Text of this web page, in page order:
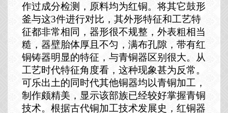
作过成分检测，原料均为红铜。将其它鼓形
釜与这3件进行对比，其外形特征和工艺特
征都非常相同，器形很不规整，外表粗相当
糙，器壁胎体厚且不匀，满布孔隙，带有红
铜铸器明显的特征，与青铜器区别很大。从
工艺时代特征角度看，这种现象甚为反常。
可乐出土的同时代其他铜器均以青铜加工，
制作颇精美，显示该部族已经较好掌握青铜
技术。根据古代铜加工技术发展史，红铜器